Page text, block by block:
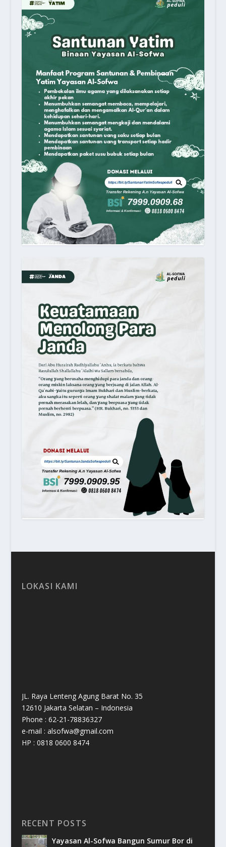
LOKASI KAMI
JL. Raya Lenteng Agung Barat No. 35
12610 Jakarta Selatan – Indonesia
Phone : 62-21-78836327
e-mail : alsofwa@gmail.com
HP : 0818 0600 8474
RECENT POSTS
Yayasan Al-Sofwa Bangun Sumur Bor di